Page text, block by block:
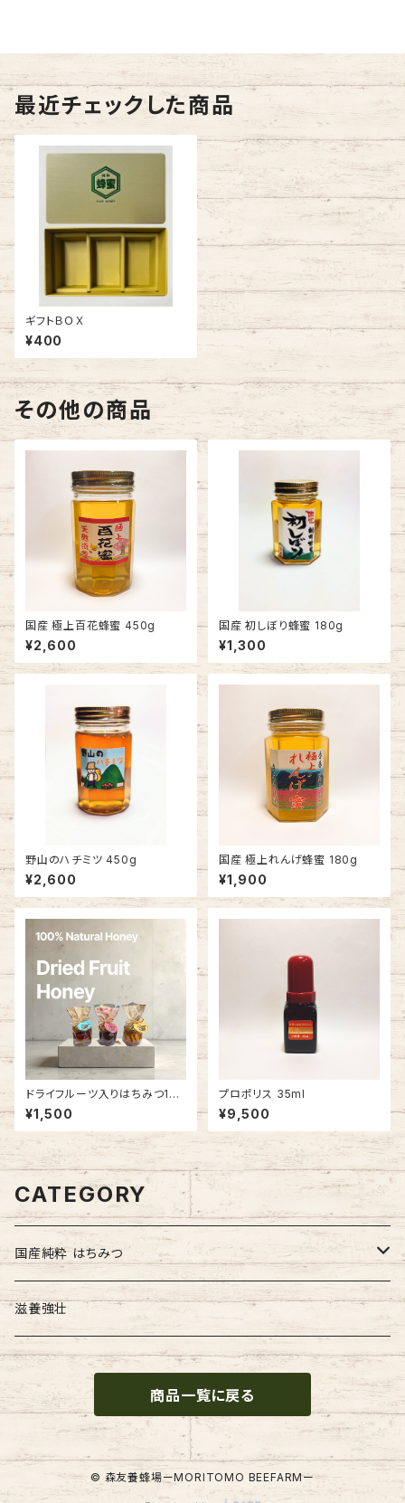
最近チェックした商品
ギフトＢＯＸ
¥400
その他の商品
国産 極上百花蜂蜜 450g
¥2,600
国産 初しぼり蜂蜜 180g
¥1,300
野山のハチミツ 450g
¥2,600
国産 極上れんげ蜂蜜 180g
¥1,900
ドライフルーツ入りはちみつ100
ｇ 各種
¥1,500
プロポリス 35ml
¥9,500
CATEGORY
国産純粋 はちみつ
はちみつ加工品
滋養強壮
商品一覧に戻る
© 森友養蜂場ーMORITOMO BEEFARMー